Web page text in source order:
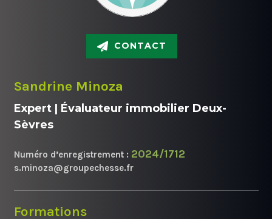
CONTACT
Sandrine Minoza
Expert | Évaluateur immobilier Deux-
Sèvres
Numéro d’enregistrement : 2024/1712
s.minoza@groupechesse.fr
Formations